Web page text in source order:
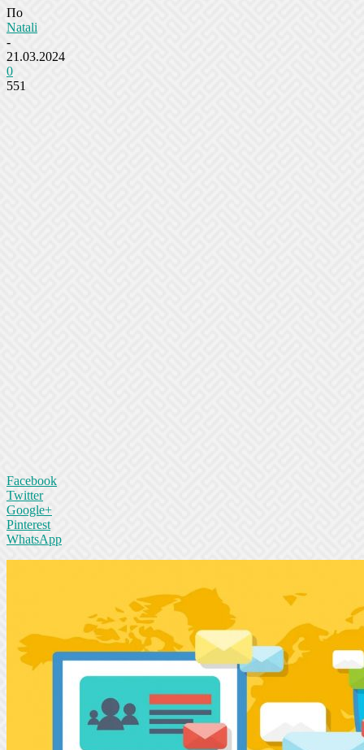
По
Natali
-
21.03.2024
0
551
Facebook
Twitter
Google+
Pinterest
WhatsApp